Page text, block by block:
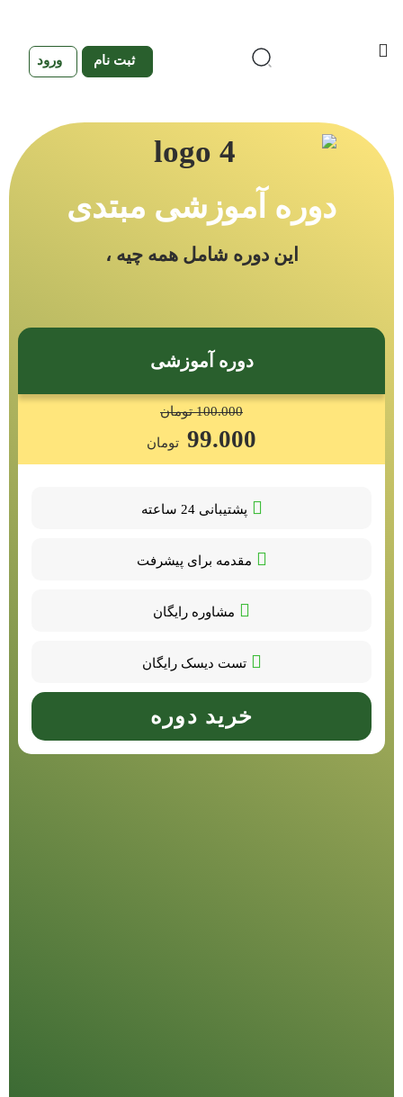
ثبت نام ورود
دوره آموزشی مبتدی
این دوره شامل همه چیه ،
دوره آموزشی
100.000 تومان
99.000 تومان
پشتیبانی 24 ساعته
مقدمه برای پیشرفت
مشاوره رایگان
تست دیسک رایگان
خرید دوره